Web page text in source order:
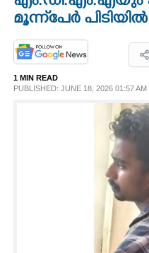
OPINION
മൂന്ന്പേർ പിടിയിൽ
1 MIN READ
PUBLISHED: JUNE 18, 2026 01:57 AM